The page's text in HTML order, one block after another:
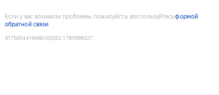
Если у вас возникли проблемы, пожалуйста, воспользуйтесьформой
обратной связи
9175854419486182052:1785998327